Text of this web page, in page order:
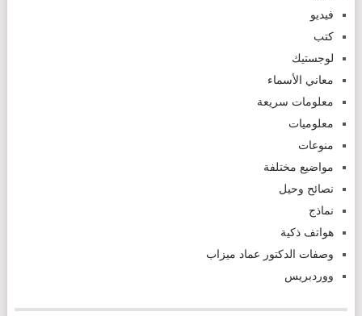
فيديو
كتب
لوجستيك
معاني الأسماء
معلومات سريعة
معلوميات
منوعات
مواضيع مختلفة
نصائح وحيل
نماذج
هواتف ذكية
وصفات الدكتور عماد ميزاب
ووردبريس